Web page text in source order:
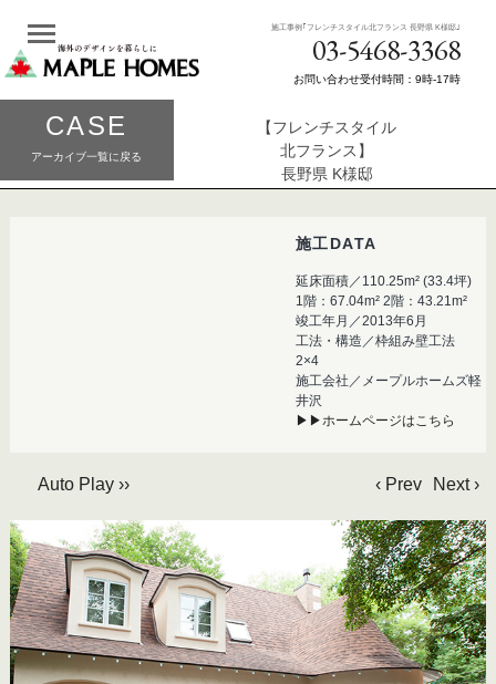
施工事例｢フレンチスタイル北フランス 長野県 K様邸｣
03-5468-3368
お問い合わせ受付時間：9時-17時
CASE
アーカイブ一覧に戻る
【フレンチスタイル
北フランス】
長野県 K様邸
施工DATA
延床面積／110.25m² (33.4坪)
1階：67.04m² 2階：43.21m²
竣工年月／2013年6月
工法・構造／枠組み壁工法
2×4
施工会社／メープルホームズ軽
井沢
▶▶ホームページはこちら
Auto Play ›› ‹ Prev Next ›